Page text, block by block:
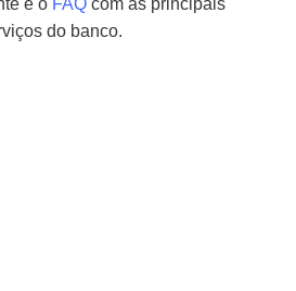
do banco.